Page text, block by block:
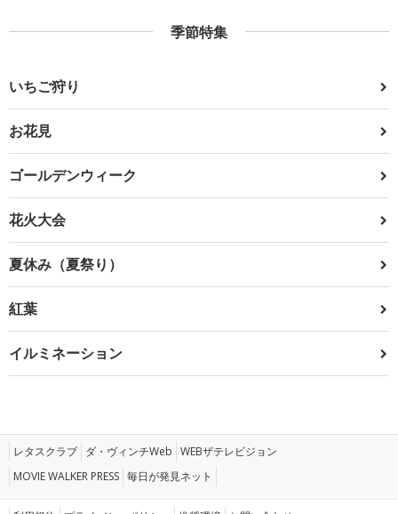
季節特集
いちご狩り
お花見
ゴールデンウィーク
花火大会
夏休み（夏祭り）
紅葉
イルミネーション
レタスクラブ ダ・ヴィンチWeb WEBザテレビジョン
MOVIE WALKER PRESS 毎日が発見ネット